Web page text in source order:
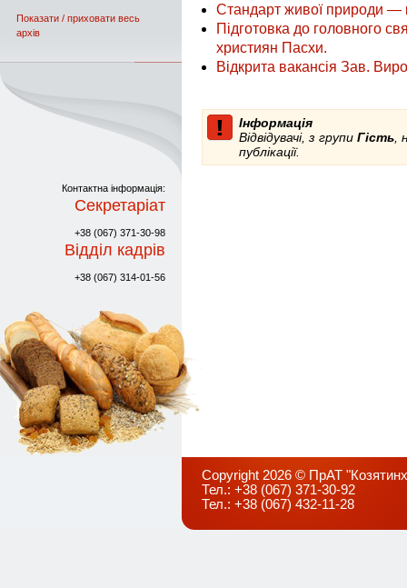
Стандарт живої природи —
Підготовка до головного
християн Пасхи.
Відкрита вакансія Зав.
Інформація
Відвідувачі, з групи Гість
публікації.
Показати / приховати весь
архів
Контактна інформація:
Секретаріат
+38 (067) 371-30-98
Відділ кадрів
+38 (067) 314-01-56
Copyright 2026 © ПрАТ
Тел.: +38 (067) 371-30-92
Тел.: +38 (067) 432-11-28